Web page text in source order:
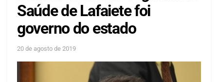
Saúde de Lafaiete foi
governo do estado
20 de agosto de 2019